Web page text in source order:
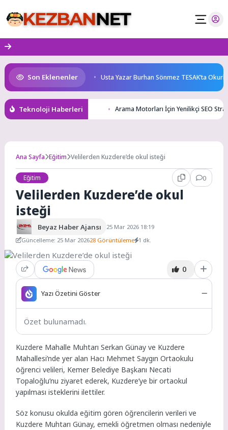
to
content
Son Eklenenler
karnında başlıyor! Usta Yazar Burhan Sönmez TESAK’ta
Teknoloji Haberleri Arama Motorları İçin Yenilikçi SEO
Ana Sayfa Eğitim Velilerden Kuzdere’de okul isteği
Eğitim 0
Velilerden Kuzdere’de okul
isteği
Beyaz Haber Ajansı
25 Mar 2026 18:19
Güncelleme: 25 Mar 202628 Görüntüleme 1 dk.
0
Yazı Özetini Göster
Özet bulunamadı.
Kuzdere Mahalle Muhtarı Serkan Günay ve Kuzdere
Mahallesi’nde yer alan Hacı Mehmet Saygın Ortaokulu
öğrenci velileri, Kemer Belediye Başkanı Necati
Topaloğlu’nu ziyaret ederek, Kuzdere’ye bir ortaokul
yapılması isteklerini ilettiler.
Söz konusu okulda eğitim gören öğrencilerin verileri ve
Kuzdere Muhtarı Günay, emekli öğretmen olması nedeniyle